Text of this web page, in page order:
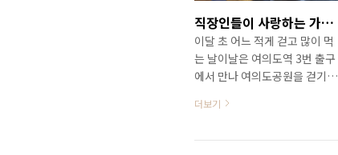
속의 집을 이용합니다.여럿이
모여 조금 시끄러워도 큰 문제
가 없고 간단하게 음식도 만들
어 먹을 수 있어서 좋습니다.문
제라면 나이가 드니 대부분이
온돌식이어서 요 깔고 자는 게
직장인들이 사랑하는 가성비 최고의 집밥 스타일 남도 맛집 / 여의도 대보름
이달 초 어느 적게 걷고 많이 먹
는 날이날은 여의도역 3번 출구
에서 만나 여의도공원을 걷기로
당산동 쪽에서 식사를 하기로
비가 올 확률이 높다고 해서 여
더보기